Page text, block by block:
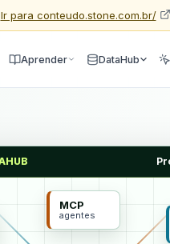
Ir para conteudo.stone.com.br/
Aprender DataHub
MCP
agentes